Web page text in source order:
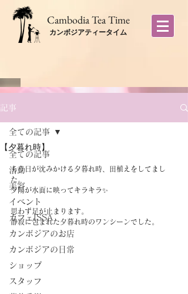
​Cambodia Tea Time
カンボジアティータイム
記事
全ての記事
活動
美容
イベント
カフェISSA
カンボジアのお店
カンボジアの日常
ショップ
スタッフ
全ての記事
【夕暮れ時】
もう日が沈みかける夕暮れ時、田植えをしてまし
た。
夕陽が水面に映ってキラキラ✨
思わず足が止まります。
静寂に包まれた夕暮れ時のワンシーンでした。